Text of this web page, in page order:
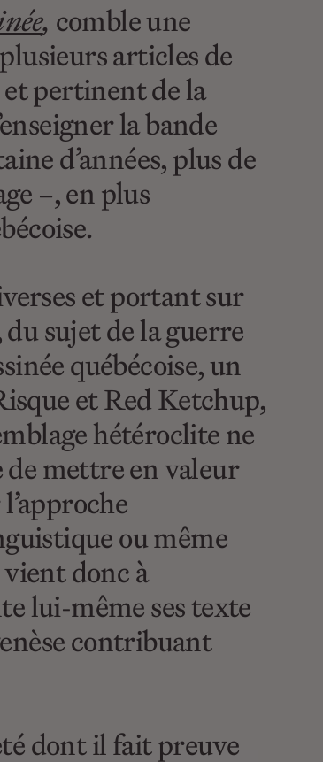
, comble une
articles de
et pertinent de la
la bande
d’années, plus de
–, en plus
et portant sur
sujet de la guerre
québécoise, un
et Red Ketchup,
hétéroclite ne
de mettre en valeur
ou même
donc à
lui-même ses texte
contribuant
dont il fait preuve